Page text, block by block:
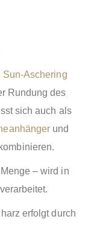
Sun-Aschering
Rundung des
sich auch als
und
kombinieren.
– wird in
erfolgt durch